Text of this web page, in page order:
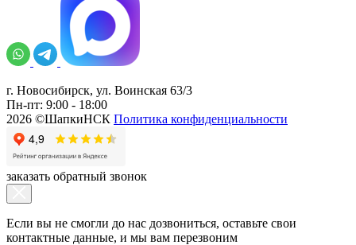
г. Новосибирск, ул. Воинская 63/3
Пн-пт: 9:00 - 18:00
2026 ©ШапкиНСК Политика конфиденциальности
заказать обратный звонок
Если вы не смогли до нас дозвониться, оставьте свои
контактные данные, и мы вам перезвоним